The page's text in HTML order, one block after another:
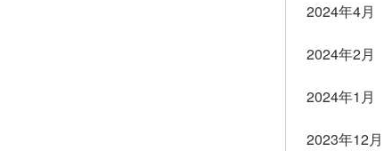
2024年4月
2024年2月
2024年1月
2023年12月